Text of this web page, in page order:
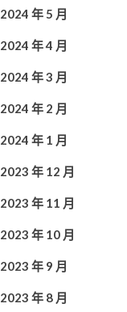
2024 年 5 月
2024 年 4 月
2024 年 3 月
2024 年 2 月
2024 年 1 月
2023 年 12 月
2023 年 11 月
2023 年 10 月
2023 年 9 月
2023 年 8 月